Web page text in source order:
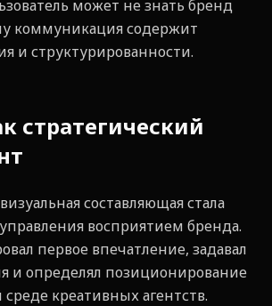
может не знать бренд
коммуникация содержит
и структурированности.
стратегический
составляющая стала
восприятием бренда.
первое впечатление, задавал
и определял позиционирование
креативных агентств.